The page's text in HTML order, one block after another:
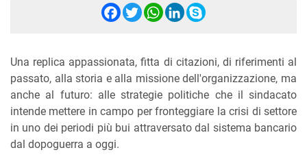
Facebook
Twitter
WhatsApp
LinkedIn
Skype
Una replica appassionata, fitta di citazioni, di riferimenti al
passato, alla storia e alla missione dell'organizzazione, ma
anche al futuro: alle strategie politiche che il sindacato
intende mettere in campo per fronteggiare la crisi di settore
in uno dei periodi più bui attraversato dal sistema bancario
dal dopoguerra a oggi.